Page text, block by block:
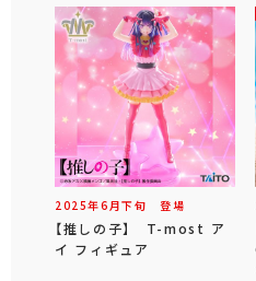
2025年6 月下旬 登場
【推しの子】 T-most ア
イ フィギュア